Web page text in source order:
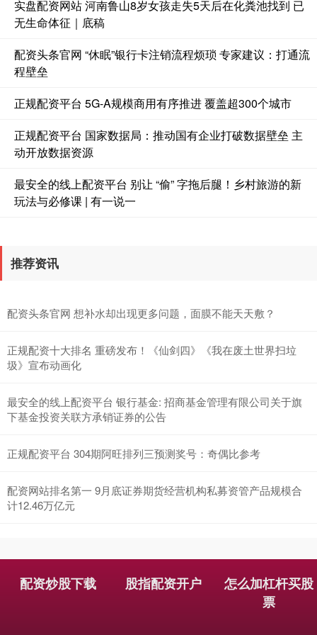
实盘配资网站 河南鲁山8岁女孩走失5天后在化粪池找到 已
无生命体征｜底稿
配资头条官网 “休眠”银行卡注销流程烦琐 专家建议：打通流
程壁垒
正规配资平台 5G-A规模商用有序推进 覆盖超300个城市
正规配资平台 国家数据局：推动国有企业打破数据壁垒 主
动开放数据资源
最安全的线上配资平台 别让 “偷” 字拖后腿！乡村旅游的新
玩法与必修课 | 有一说一
推荐资讯
配资头条官网 想补水却出现更多问题，面膜不能天天敷？
正规配资十大排名 重磅发布！《仙剑四》《我在废土世界扫垃
圾》宣布动画化
最安全的线上配资平台 银行基金: 招商基金管理有限公司关于旗
下基金投资关联方承销证券的公告
正规配资平台 304期阿旺排列三预测奖号：奇偶比参考
配资网站排名第一 9月底证券期货经营机构私募资管产品规模合
计12.46万亿元
配资炒股下载 股指配资开户
怎么加杠杆买股
票